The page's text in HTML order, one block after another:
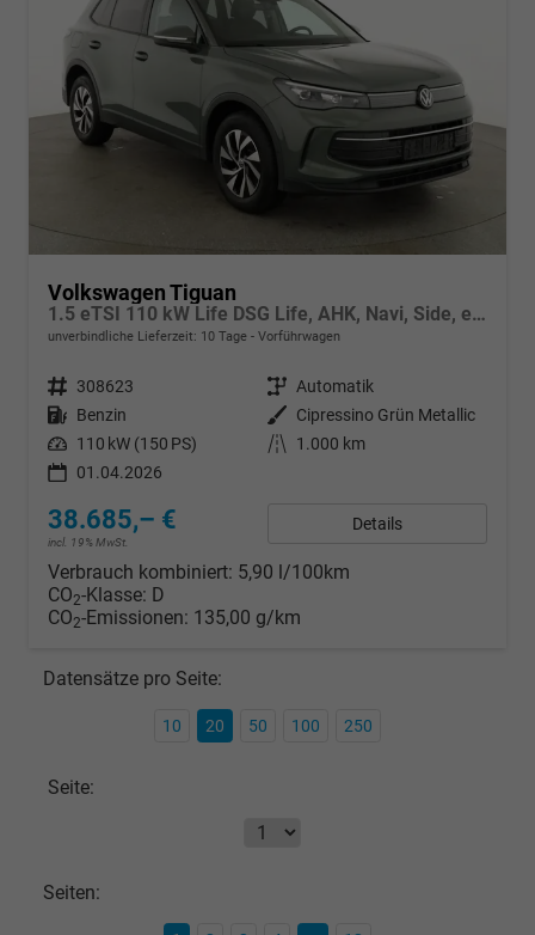
Volkswagen Tiguan
1.5 eTSI 110 kW Life DSG Life, AHK, Navi, Side, el. Klappe, LED-Plus, 5-J Garantie
unverbindliche Lieferzeit: 10 Tage Vorführwagen
Fahrzeugnr. 308623 Getriebe Automatik
Kraftstoff Benzin Außenfarbe
Cipressino Grün Metallic
Leistung 110 kW (150 PS) Kilometerstand
1.000 km
01.04.2026
38.685,– €
incl. 19% MwSt.
Details
Verbrauch kombiniert: 5,90 l/100km
CO2-Klasse: D
CO2-Emissionen: 135,00 g/km
Datensätze pro Seite:
10 20 50 100 250
Seite:
Seiten: